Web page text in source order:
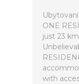
ONE
just 23
with